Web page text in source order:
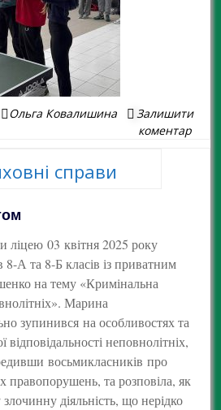
Ольга Ковалишина
Залишити
коментар
справи
ліцею 03 квітня 2025 року
8-А та 8-Б класів із приватним
на тему «Кримінальна
Марина
зупинився на особливостях та
відповідальності неповнолітніх,
восьмикласників про
правопорушень, та розповіла, як
діяльність, що нерідко